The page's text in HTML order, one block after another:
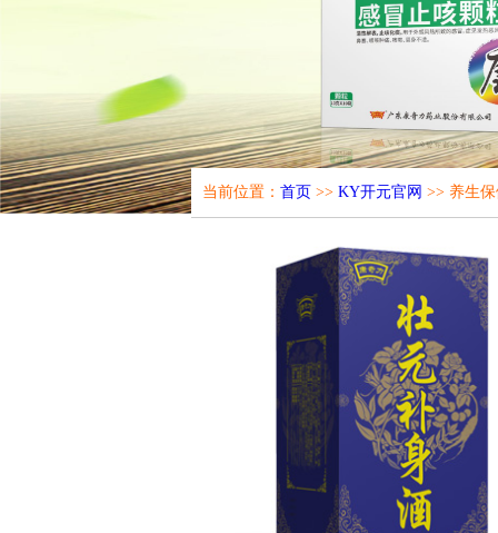
当前位置： 首页 >> KY开元官网 >> 养生